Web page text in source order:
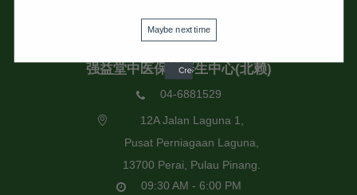
11600 Pulau Pinang.
09:30 AM - 6:00 PM
强益堂中医保健养生中心(北赖)
04-6881529
12A Jalan Laguna 1,
Pusat Perniagaan Laguna,
13700 Perai, Pulau Pinang.
09:30 AM - 6:00 PM
Maybe next time